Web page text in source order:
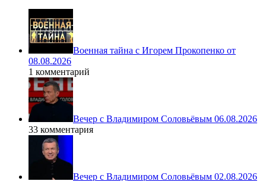
Военная тайна с Игорем Прокопенко от
08.08.2026
1 комментарий
Вечер с Владимиром Соловьёвым 06.08.2026
33 комментария
Вечер с Владимиром Соловьёвым 02.08.2026